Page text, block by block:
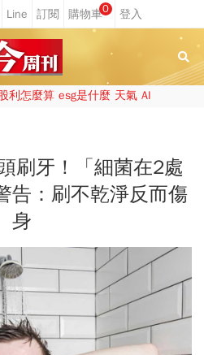
0
利怎麼算 esg是什麼 天氣 AI
刷牙！「細菌在2處
：刷不乾淨反而傷
身